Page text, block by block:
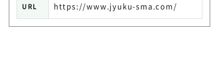
URL https://www.jyuku-sma.com/